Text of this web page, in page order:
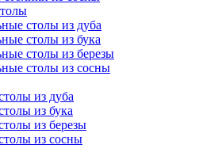
столы из дуба
столы из бука
столы из березы
столы из сосны
из дуба
из бука
из березы
из сосны